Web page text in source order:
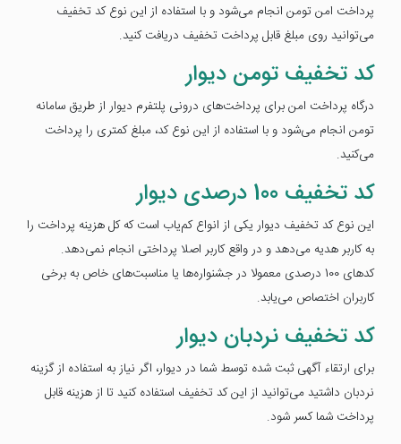
پرداخت امن تومن انجام می‌شود و با استفاده از این نوع کد تخفیف
می‌توانید روی مبلغ قابل پرداخت تخفیف دریافت کنید.
کد تخفیف تومن دیوار
درگاه پرداخت امن برای پرداخت‌های درونی پلتفرم دیوار از طریق سامانه
تومن انجام می‌شود و با استفاده از این نوع کد، مبلغ کمتری را پرداخت
می‌کنید.
کد تخفیف 100 درصدی دیوار
این نوع کد تخفیف دیوار یکی از انواع کم‌یاب است که کل هزینه پرداخت را
به کاربر هدیه می‌دهد و در واقع کاربر اصلا پرداختی انجام نمی‌دهد.
کدهای 100 درصدی معمولا در جشنواره‌ها یا مناسبت‌های خاص به برخی
کاربران اختصاص می‌یابد.
کد تخفیف نردبان دیوار
برای ارتقاء آگهی ثبت شده توسط شما در دیوار، اگر نیاز به استفاده از گزینه
نردبان داشتید می‌توانید از این کد تخفیف استفاده کنید تا از هزینه قابل
پرداخت شما کسر شود.